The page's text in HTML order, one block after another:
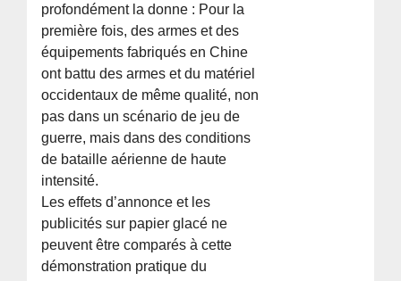
profondément la donne : Pour la
première fois, des armes et des
équipements fabriqués en Chine
ont battu des armes et du matériel
occidentaux de même qualité, non
pas dans un scénario de jeu de
guerre, mais dans des conditions
de bataille aérienne de haute
intensité.
Les effets d’annonce et les
publicités sur papier glacé ne
peuvent être comparés à cette
démonstration pratique du